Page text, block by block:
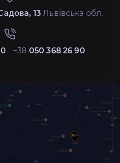
13 Львівська обл.
+38 050 368 26 90